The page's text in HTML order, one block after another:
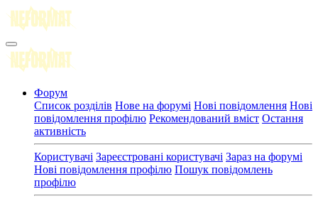
Форум
Список розділів Нове на форумі Нові повідомлення Нові
повідомлення профілю Рекомендований вміст Остання
активність
Користувачі Зареєстровані користувачі Зараз на форумі
Нові повідомлення профілю Пошук повідомлень
профілю